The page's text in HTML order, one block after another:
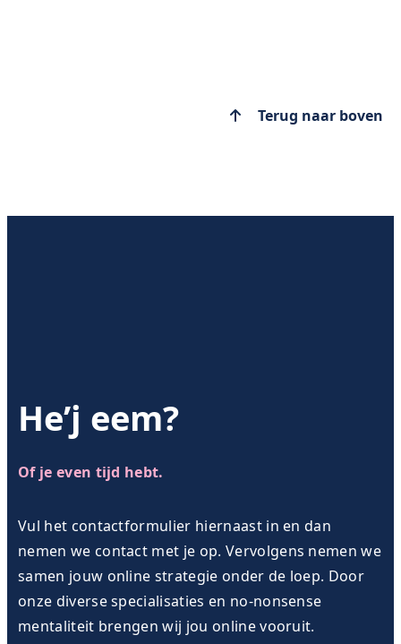
Terug naar boven
He’j eem?
Of je even tijd hebt.
Vul het contactformulier hiernaast in en dan
nemen we contact met je op. Vervolgens nemen we
samen jouw online strategie onder de loep. Door
onze diverse specialisaties en no-nonsense
mentaliteit brengen wij jou online vooruit.